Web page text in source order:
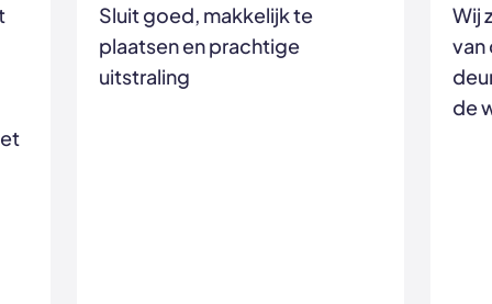
Sluit goed, makkelijk te
plaatsen en prachtige
uitstraling
Wij
van
de